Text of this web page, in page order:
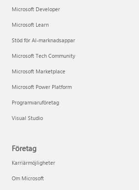
Microsoft Developer
Microsoft Learn
Stöd för AI-marknadsappar
Microsoft Tech Community
Microsoft Marketplace
Microsoft Power Platform
Programvaruföretag
Visual Studio
Företag
Karriärmöjligheter
Om Microsoft